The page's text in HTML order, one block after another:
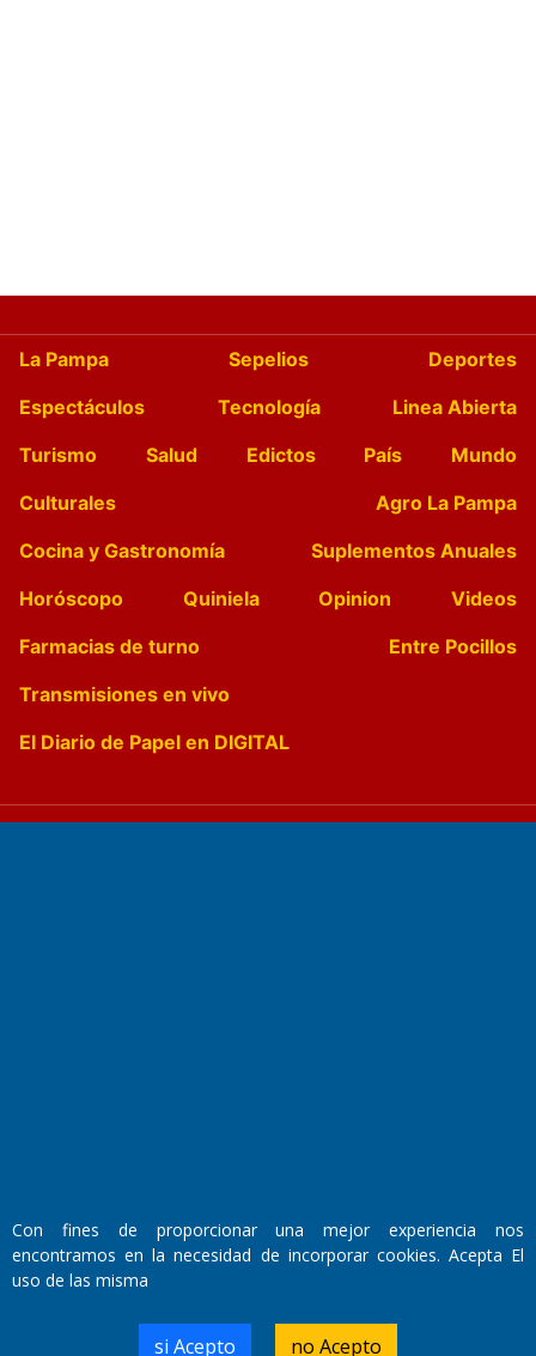
La Pampa Sepelios
Deportes
Espectáculos
Tecnología
Linea Abierta
Turismo
Salud Edictos País
Mundo
Culturales
Agro La Pampa
Cocina y Gastronomía
Suplementos Anuales
Horóscopo
Quiniela Opinion
Videos
Farmacias de turno
Entre Pocillos
Transmisiones en vivo
El Diario de Papel en DIGITAL
Santa Rosa, La Pampa.
Número de Registro DNDA:
Con fines de proporcionar una mejor experiencia nos
encontramos en la necesidad de incorporar cookies. Acepta El
uso de las misma
si Acepto no Acepto